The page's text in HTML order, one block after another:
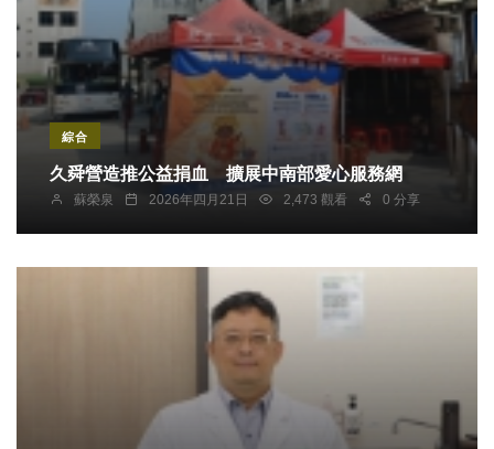
綜合
久舜營造推公益捐血 擴展中南部愛心服務網
蘇榮泉 2026年四月21日 2,473 觀看 0 分享